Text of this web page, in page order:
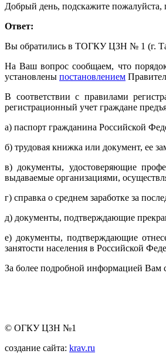
Добрый день, подскажите пожалуйста,
Ответ:
Вы обратились в ТОГКУ ЦЗН № 1 (г.
На Ваш вопрос сообщаем, что
установлены постановлением
В соответствии с правилами
регистрационный учет граждане
а) паспорт гражданина Российской
б) трудовая книжка или документ, ее
в) документы, удостоверяющие
выдаваемые организациями,
г) справка о среднем заработке за
д) документы, подтверждающие
е) документы, подтверждающие
занятости населения в Российской
За более подробной информацией Вам
© ОГКУ ЦЗН №1
создание сайта: krav.ru